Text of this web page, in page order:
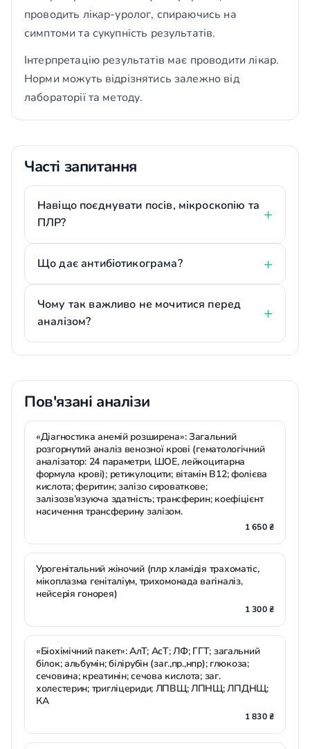
проводить лікар-уролог, спираючись на
симптоми та сукупність результатів.
Інтерпретацію результатів має проводити лікар.
Норми можуть відрізнятись залежно від
лабораторії та методу.
Часті запитання
Навіщо поєднувати посів, мікроскопію та
ПЛР?
Що дає антибіотикограма?
Чому так важливо не мочитися перед
аналізом?
Пов'язані аналізи
«Діагностика анемій розширена»: Загальний
розгорнутий аналіз венозної крові (гематологічний
аналізатор: 24 параметри, ШОЕ, лейкоцитарна
формула крові); ретикулоцити; вітамін В12; фолієва
кислота; феритин; залізо сироваткове;
залізозв’язуюча здатність; трансферин; коефіцієнт
насичення трансферину залізом.
1 650 ₴
Урогенітальний жіночий (плр хламідія трахоматіс,
мікоплазма геніталіум, трихомонада вагіналіз,
нейсерія гонорея)
1 300 ₴
«Біохімічний пакет»: АлТ; АсТ; ЛФ; ГГТ; загальний
білок; альбумін; білірубін (заг.,пр.,нпр); глюкоза;
сечовина; креатинін; сечова кислота; заг.
холестерин; тригліцериди; ЛПВЩ; ЛПНЩ; ЛПДНЩ;
КА
1 830 ₴